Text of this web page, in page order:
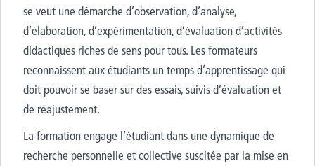
se veut une démarche d’observation, d’analyse,
d’élaboration, d’expérimentation, d’évaluation d’activités
didactiques riches de sens pour tous. Les formateurs
reconnaissent aux étudiants un temps d’apprentissage qui
doit pouvoir se baser sur des essais, suivis d’évaluation et
de réajustement.
La formation engage l’étudiant dans une dynamique de
recherche personnelle et collective suscitée par la mise en